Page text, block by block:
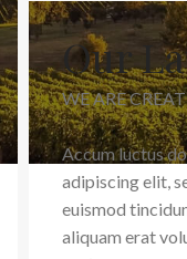
Our
WE ARE
Accum luctus
adipiscing elit,
euismod
aliquam erat